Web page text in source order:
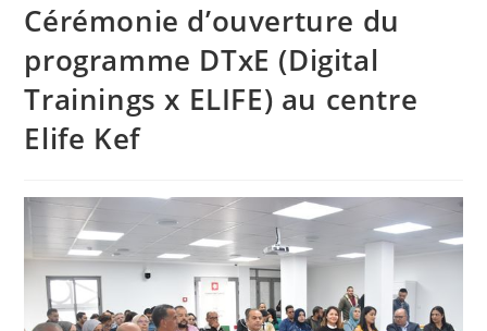
Cérémonie d’ouverture du
programme DTxE (Digital
Trainings x ELIFE) au centre
Elife Kef